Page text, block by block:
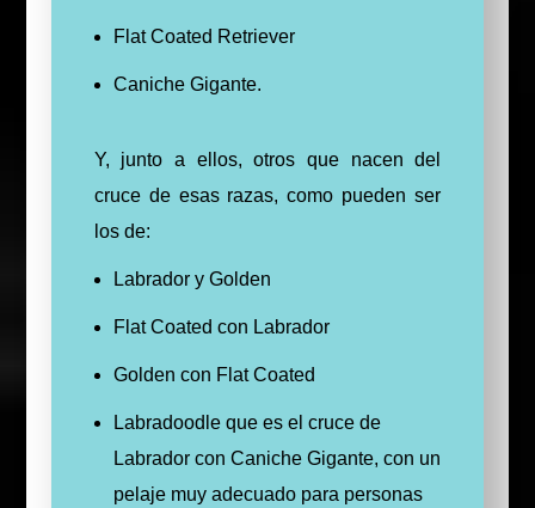
Flat Coated Retriever
Caniche Gigante.
Y, junto a ellos, otros que nacen del
cruce de esas razas, como pueden ser
los de:
Labrador y Golden
Flat Coated con Labrador
Golden con Flat Coated
Labradoodle que es el cruce de
Labrador con Caniche Gigante, con un
pelaje muy adecuado para personas